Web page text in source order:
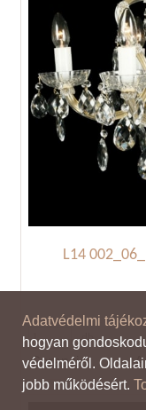
L14
db
Garancia
Adatvédelmi
hogyan
védelméről.
jobb működésért.